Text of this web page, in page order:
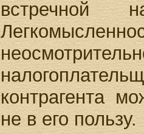
встречной
контрагента
не в его пользу.